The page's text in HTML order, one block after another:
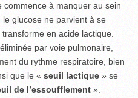
commence à manquer au sein
glucose ne parvient à se
en acide lactique.
par voie pulmonaire,
du rythme respiratoire, bien
que le « seuil lactique » se
de l’essoufflement ».